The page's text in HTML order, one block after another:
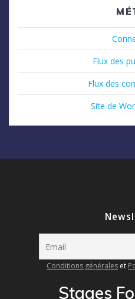
Flux des
Flux des
Site de
Conditions générales et
Stages